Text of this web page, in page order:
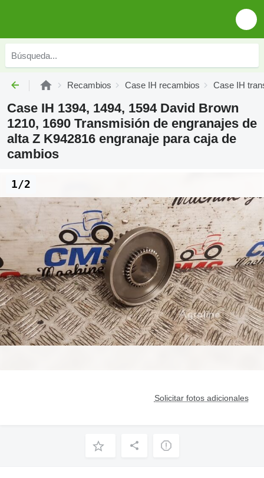
Recambios Case IH recambios Case IH
Case IH 1394, 1494, 1594 David Brown
1210, 1690 Transmisión de engranajes de
alta Z K942816 engranaje para caja de
cambios
Solicitar fotos adicionales
1/2